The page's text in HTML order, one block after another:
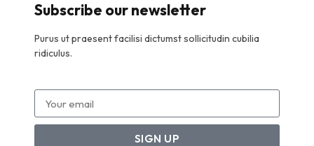
Subscribe our newsletter
Purus ut praesent facilisi dictumst sollicitudin cubilia
ridiculus.
SIGN UP